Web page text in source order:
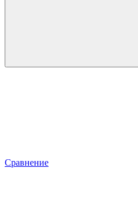
Сравнение